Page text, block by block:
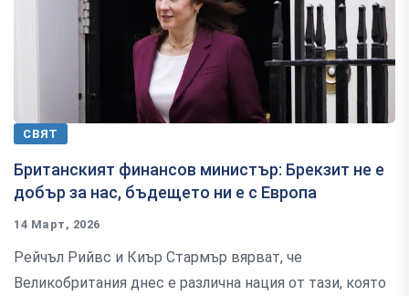
СВЯТ
Британският финансов министър: Брекзит не е
добър за нас, бъдещето ни е с Европа
14 Март, 2026
Рейчъл Рийвс и Киър Стармър вярват, че
Великобритания днес е различна нация от тази, която